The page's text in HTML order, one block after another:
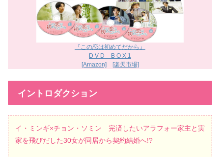
『この恋は初めてだから』
D V D – B O X 1
[Amazon]
[楽天市場]
イントロダクション
イ・ミンギ×チョン・ソミン 完済したいアラフォー家主と実
家を飛びだした30女が同居から契約結婚へ!?